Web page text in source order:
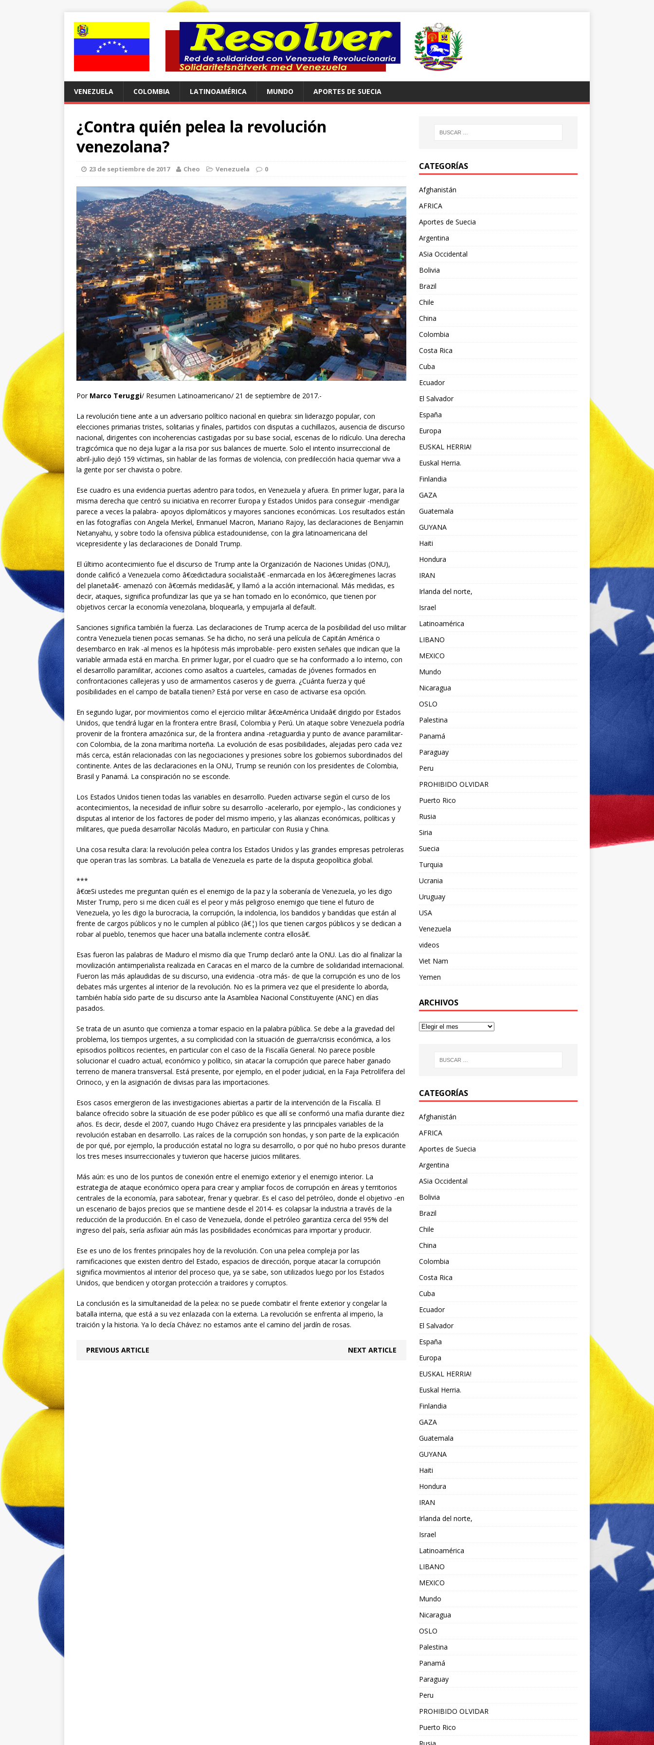
VENEZUELA COLOMBIA LATINOAMÉRICA MUNDO APORTES DE SUECIA
¿Contra quién pelea la revolución
venezolana?
23 de septiembre de 2017 Cheo Venezuela 0
Por Marco Teruggi/ Resumen Latinoamericano/ 21 de septiembre de 2017.-
La revolución tiene ante a un adversario político nacional en quiebra: sin liderazgo popular, con
elecciones primarias tristes, solitarias y finales, partidos con disputas a cuchillazos, ausencia de discurso
nacional, dirigentes con incoherencias castigadas por su base social, escenas de lo ridículo. Una derecha
tragicómica que no deja lugar a la risa por sus balances de muerte. Solo el intento insurreccional de
abril-julio dejó 159 víctimas, sin hablar de las formas de violencia, con predilección hacia quemar viva a
la gente por ser chavista o pobre.
Ese cuadro es una evidencia puertas adentro para todos, en Venezuela y afuera. En primer lugar, para la
misma derecha que centró su iniciativa en recorrer Europa y Estados Unidos para conseguir -mendigar
parece a veces la palabra- apoyos diplomáticos y mayores sanciones económicas. Los resultados están
en las fotografías con Angela Merkel, Enmanuel Macron, Mariano Rajoy, las declaraciones de Benjamin
Netanyahu, y sobre todo la ofensiva pública estadounidense, con la gira latinoamericana del
vicepresidente y las declaraciones de Donald Trump.
El último acontecimiento fue el discurso de Trump ante la Organización de Naciones Unidas (ONU),
donde calificó a Venezuela como â€œdictadura socialistaâ€ -enmarcada en los â€œregímenes lacras
del planetaâ€- amenazó con â€œmás medidasâ€, y llamó a la acción internacional. Más medidas, es
decir, ataques, significa profundizar las que ya se han tomado en lo económico, que tienen por
objetivos cercar la economía venezolana, bloquearla, y empujarla al default.
Sanciones significa también la fuerza. Las declaraciones de Trump acerca de la posibilidad del uso militar
contra Venezuela tienen pocas semanas. Se ha dicho, no será una película de Capitán América o
desembarco en Irak -al menos es la hipótesis más improbable- pero existen señales que indican que la
variable armada está en marcha. En primer lugar, por el cuadro que se ha conformado a lo interno, con
el desarrollo paramilitar, acciones como asaltos a cuarteles, camadas de jóvenes formados en
confrontaciones callejeras y uso de armamentos caseros y de guerra. ¿Cuánta fuerza y qué
posibilidades en el campo de batalla tienen? Está por verse en caso de activarse esa opción.
En segundo lugar, por movimientos como el ejercicio militar â€œAmérica Unidaâ€ dirigido por Estados
Unidos, que tendrá lugar en la frontera entre Brasil, Colombia y Perú. Un ataque sobre Venezuela podría
provenir de la frontera amazónica sur, de la frontera andina -retaguardia y punto de avance paramilitar-
con Colombia, de la zona marítima norteña. La evolución de esas posibilidades, alejadas pero cada vez
más cerca, están relacionadas con las negociaciones y presiones sobre los gobiernos subordinados del
continente. Antes de las declaraciones en la ONU, Trump se reunión con los presidentes de Colombia,
Brasil y Panamá. La conspiración no se esconde.
Los Estados Unidos tienen todas las variables en desarrollo. Pueden activarse según el curso de los
acontecimientos, la necesidad de influir sobre su desarrollo -acelerarlo, por ejemplo-, las condiciones y
disputas al interior de los factores de poder del mismo imperio, y las alianzas económicas, políticas y
militares, que pueda desarrollar Nicolás Maduro, en particular con Rusia y China.
Una cosa resulta clara: la revolución pelea contra los Estados Unidos y las grandes empresas petroleras
que operan tras las sombras. La batalla de Venezuela es parte de la disputa geopolítica global.
***
â€œSi ustedes me preguntan quién es el enemigo de la paz y la soberanía de Venezuela, yo les digo
Mister Trump, pero si me dicen cuál es el peor y más peligroso enemigo que tiene el futuro de
Venezuela, yo les digo la burocracia, la corrupción, la indolencia, los bandidos y bandidas que están al
frente de cargos públicos y no le cumplen al público (â€¦) los que tienen cargos públicos y se dedican a
robar al pueblo, tenemos que hacer una batalla inclemente contra ellosâ€.
Esas fueron las palabras de Maduro el mismo día que Trump declaró ante la ONU. Las dio al finalizar la
movilización antiimperialista realizada en Caracas en el marco de la cumbre de solidaridad internacional.
Fueron las más aplaudidas de su discurso, una evidencia -otra más- de que la corrupción es uno de los
debates más urgentes al interior de la revolución. No es la primera vez que el presidente lo aborda,
también había sido parte de su discurso ante la Asamblea Nacional Constituyente (ANC) en días
pasados.
Se trata de un asunto que comienza a tomar espacio en la palabra pública. Se debe a la gravedad del
problema, los tiempos urgentes, a su complicidad con la situación de guerra/crisis económica, a los
episodios políticos recientes, en particular con el caso de la Fiscalía General. No parece posible
solucionar el cuadro actual, económico y político, sin atacar la corrupción que parece haber ganado
terreno de manera transversal. Está presente, por ejemplo, en el poder judicial, en la Faja Petrolífera del
Orinoco, y en la asignación de divisas para las importaciones.
Esos casos emergieron de las investigaciones abiertas a partir de la intervención de la Fiscalía. El
balance ofrecido sobre la situación de ese poder público es que allí se conformó una mafia durante diez
años. Es decir, desde el 2007, cuando Hugo Chávez era presidente y las principales variables de la
revolución estaban en desarrollo. Las raíces de la corrupción son hondas, y son parte de la explicación
de por qué, por ejemplo, la producción estatal no logra su desarrollo, o por qué no hubo presos durante
los tres meses insurreccionales y tuvieron que hacerse juicios militares.
Más aún: es uno de los puntos de conexión entre el enemigo exterior y el enemigo interior. La
estrategia de ataque económico opera para crear y ampliar focos de corrupción en áreas y territorios
centrales de la economía, para sabotear, frenar y quebrar. Es el caso del petróleo, donde el objetivo -en
un escenario de bajos precios que se mantiene desde el 2014- es colapsar la industria a través de la
reducción de la producción. En el caso de Venezuela, donde el petróleo garantiza cerca del 95% del
ingreso del país, sería asfixiar aún más las posibilidades económicas para importar y producir.
Ese es uno de los frentes principales hoy de la revolución. Con una pelea compleja por las
ramificaciones que existen dentro del Estado, espacios de dirección, porque atacar la corrupción
significa movimientos al interior del proceso que, ya se sabe, son utilizados luego por los Estados
Unidos, que bendicen y otorgan protección a traidores y corruptos.
La conclusión es la simultaneidad de la pelea: no se puede combatir el frente exterior y congelar la
batalla interna, que está a su vez enlazada con la externa. La revolución se enfrenta al imperio, la
traición y la historia. Ya lo decía Chávez: no estamos ante el camino del jardín de rosas.
PREVIOUS ARTICLE NEXT ARTICLE
CATEGORÍAS
Afghanistán
AFRICA
Aportes de Suecia
Argentina
ASia Occidental
Bolivia
Brazil
Chile
China
Colombia
Costa Rica
Cuba
Ecuador
El Salvador
España
Europa
EUSKAL HERRIA!
Euskal Herria.
Finlandia
GAZA
Guatemala
GUYANA
Haiti
Hondura
IRAN
Irlanda del norte,
Israel
Latinoamérica
LIBANO
MEXICO
Mundo
Nicaragua
OSLO
Palestina
Panamá
Paraguay
Peru
PROHIBIDO OLVIDAR
Puerto Rico
Rusia
Siria
Suecia
Turquia
Ucrania
Uruguay
USA
Venezuela
videos
Viet Nam
Yemen
ARCHIVOS
CATEGORÍAS
Afghanistán
AFRICA
Aportes de Suecia
Argentina
ASia Occidental
Bolivia
Brazil
Chile
China
Colombia
Costa Rica
Cuba
Ecuador
El Salvador
España
Europa
EUSKAL HERRIA!
Euskal Herria.
Finlandia
GAZA
Guatemala
GUYANA
Haiti
Hondura
IRAN
Irlanda del norte,
Israel
Latinoamérica
LIBANO
MEXICO
Mundo
Nicaragua
OSLO
Palestina
Panamá
Paraguay
Peru
PROHIBIDO OLVIDAR
Puerto Rico